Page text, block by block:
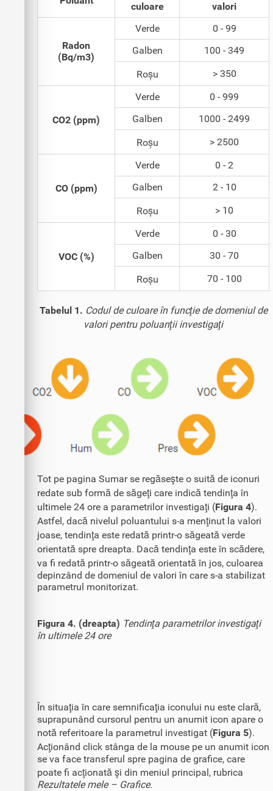
culoare
valori
Radon
(Bq/m3)
Verde
0 - 99
Galben
100 - 349
Roșu > 350
CO2 (ppm)
Verde
0 - 999
Galben
1000 - 2499
Roșu > 2500
CO (ppm)
Verde
0 - 2
Galben
2 - 10
Roșu > 10
VOC (%)
Verde
0 - 30
Galben
30 - 70
Roșu 70 - 100
Tabelul 1. Codul de culoare în funcţie de domeniul de
valori pentru poluanţii investigaţi
Tot pe pagina Sumar se regăseşte o suită de iconuri
redate sub formă de săgeţi care indică tendinţa în
ultimele 24 ore a parametrilor investigaţi (Figura 4).
Astfel, dacă nivelul poluantului s-a menţinut la valori
joase, tendinţa este redată printr-o săgeată verde
orientată spre dreapta. Dacă tendinţa este în scădere,
va fi redată printr-o săgeată orientată în jos, culoarea
depinzând de domeniul de valori în care s-a stabilizat
parametrul monitorizat.
Figura 4. (dreapta) Tendinţa parametrilor investigaţi
în ultimele 24 ore
În situaţia în care semnificaţia iconului nu este clară,
suprapunând cursorul pentru un anumit icon apare o
notă referitoare la parametrul investigat (Figura 5).
Acţionând click stânga de la mouse pe un anumit icon
se va face transferul spre pagina de grafice, care
poate fi acţionată şi din meniul principal, rubrica
Rezultatele mele – Grafice.